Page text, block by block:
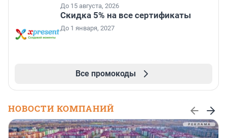
До 15 августа, 2026
Скидка 5% на все сертификаты
До 1 января, 2027
Все промокоды
НОВОСТИ КОМПАНИЙ